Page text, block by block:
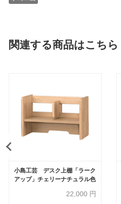
関連する商品はこちら
小島工芸 デスク上棚「ラーク
アップ」チェリーナチュラル色
22,000 円